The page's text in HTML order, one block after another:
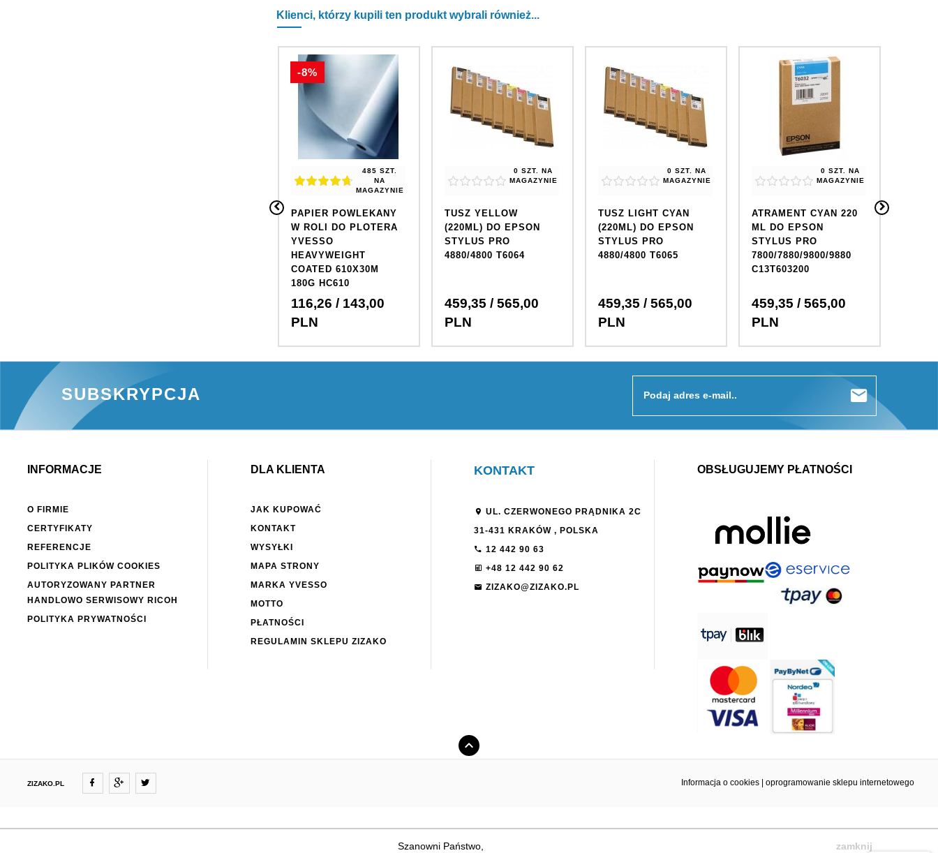
Klienci, którzy kupili ten produkt wybrali również...
-8%
485 SZT.
NA
MAGAZYNIE
PAPIER POWLEKANY
W ROLI DO PLOTERA
YVESSO
HEAVYWEIGHT
COATED 610X30M
180G HC610
116,26 / 143,00
PLN
0 SZT.NA
MAGAZYNIE
TUSZ YELLOW
(220ML) DO EPSON
STYLUS PRO
4880/4800 T6064
459,35 / 565,00
PLN
0 SZT.NA
MAGAZYNIE
TUSZ LIGHT CYAN
(220ML) DO EPSON
STYLUS PRO
4880/4800 T6065
459,35 / 565,00
PLN
0 SZT.NA
MAGAZYNIE
ATRAMENT CYAN 220
ML DO EPSON
STYLUS PRO
7800/7880/9800/9880
C13T603200
459,35 / 565,00
PLN
SUBSKRYPCJA Podaj adres e-mail..
INFORMACJE
O FIRMIE
CERTYFIKATY
REFERENCJE
POLITYKA PLIKÓW COOKIES
AUTORYZOWANY PARTNER
HANDLOWO SERWISOWY RICOH
POLITYKA PRYWATNOŚCI
DLA KLIENTA
JAK KUPOWAĆ
KONTAKT
WYSYŁKI
MAPA STRONY
MARKA YVESSO
MOTTO
PŁATNOŚCI
REGULAMIN SKLEPU ZIZAKO
KONTAKT
UL. CZERWONEGO PRĄDNIKA 2C
31-431 KRAKÓW , POLSKA
12 442 90 63
+48 12 442 90 62
ZIZAKO@ZIZAKO.PL
OBSŁUGUJEMY PŁATNOŚCI
ZIZAKO.PL Informacja o cookies| oprogramowanie sklepu internetowego
Szanowni Państwo, zamknij